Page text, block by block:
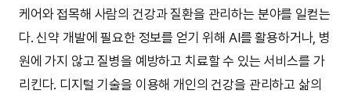
케어와 접목해 사람의 건강과 질환을 관리하는 분야를 일컫는
다. 신약 개발에 필요한 정보를 얻기 위해 AI를 활용하거나, 병
원에 가지 않고 질병을 예방하고 치료할 수 있는 서비스를 가
리킨다. 디지털 기술을 이용해 개인의 건강을 관리하고 삶의